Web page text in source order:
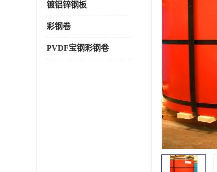
镀铝锌钢板
彩钢卷
PVDF宝钢彩钢卷